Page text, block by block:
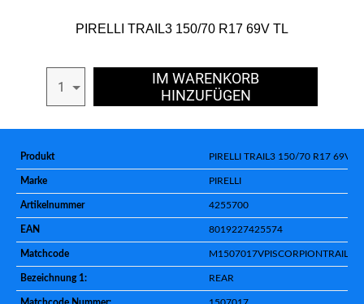
PIRELLI TRAIL3 150/70 R17 69V TL
1
IM WARENKORB
HINZUFÜGEN
Produkt PIRELLI TRAIL3 150/70 R17 69V TL
Marke PIRELLI
Artikelnummer 4255700
EAN 8019227425574
Matchcode M1507017VPISCORPIONTRAIL3R
Bezeichnung 1: REAR